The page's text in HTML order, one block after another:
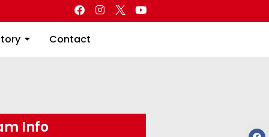
Contact
Directory Contact
Info